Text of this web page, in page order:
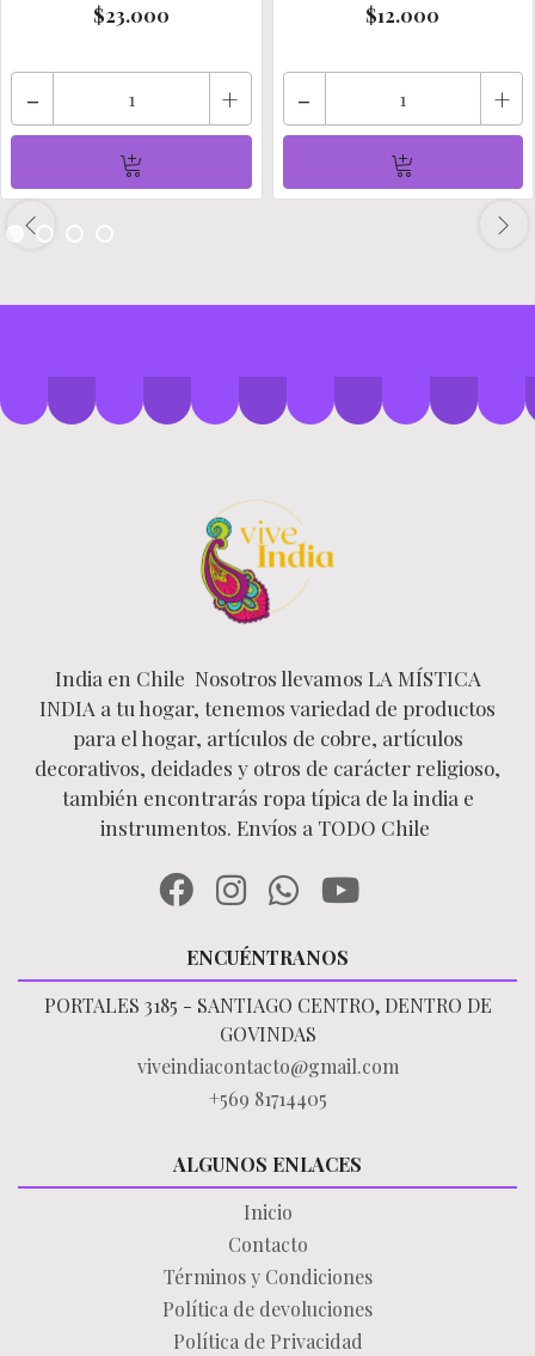
$23.000
- +
$12.000
- +
India en Chile Nosotros llevamos LA MÍSTICA
INDIA a tu hogar, tenemos variedad de productos
para el hogar, artículos de cobre, artículos
decorativos, deidades y otros de carácter religioso,
también encontrarás ropa típica de la india e
instrumentos. Envíos a TODO Chile
ENCUÉNTRANOS
PORTALES 3185 - SANTIAGO CENTRO, DENTRO DE
GOVINDAS
viveindiacontacto@gmail.com
+569 81714405
ALGUNOS ENLACES
Inicio
Contacto
Términos y Condiciones
Política de devoluciones
Política de Privacidad